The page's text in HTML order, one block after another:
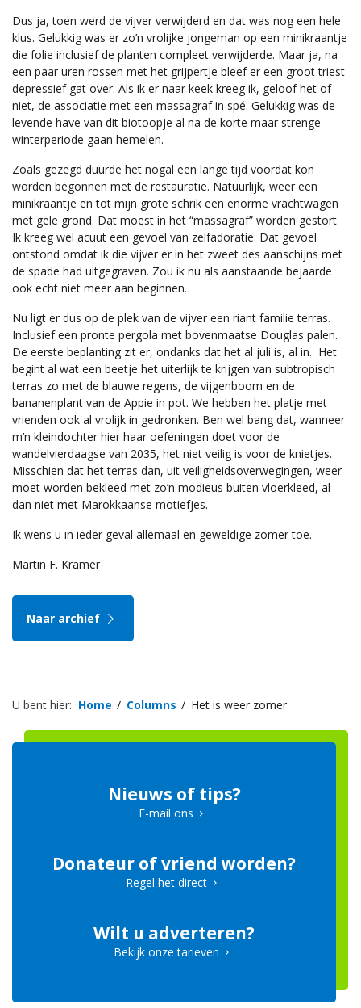
Dus ja, toen werd de vijver verwijderd en dat was nog een hele
klus. Gelukkig was er zo’n vrolijke jongeman op een minikraantje
die folie inclusief de planten compleet verwijderde. Maar ja, na
een paar uren rossen met het grijpertje bleef er een groot triest
depressief gat over. Als ik er naar keek kreeg ik, geloof het of
niet, de associatie met een massagraf in spé. Gelukkig was de
levende have van dit biotoopje al na de korte maar strenge
winterperiode gaan hemelen.
Zoals gezegd duurde het nogal een lange tijd voordat kon
worden begonnen met de restauratie. Natuurlijk, weer een
minikraantje en tot mijn grote schrik een enorme vrachtwagen
met gele grond. Dat moest in het “massagraf” worden gestort.
Ik kreeg wel acuut een gevoel van zelfadoratie. Dat gevoel
ontstond omdat ik die vijver er in het zweet des aanschijns met
de spade had uitgegraven. Zou ik nu als aanstaande bejaarde
ook echt niet meer aan beginnen.
Nu ligt er dus op de plek van de vijver een riant familie terras.
Inclusief een pronte pergola met bovenmaatse Douglas palen.
De eerste beplanting zit er, ondanks dat het al juli is, al in. Het
begint al wat een beetje het uiterlijk te krijgen van subtropisch
terras zo met de blauwe regens, de vijgenboom en de
bananenplant van de Appie in pot. We hebben het platje met
vrienden ook al vrolijk in gedronken. Ben wel bang dat, wanneer
m’n kleindochter hier haar oefeningen doet voor de
wandelvierdaagse van 2035, het niet veilig is voor de knietjes.
Misschien dat het terras dan, uit veiligheidsoverwegingen, weer
moet worden bekleed met zo’n modieus buiten vloerkleed, al
dan niet met Marokkaanse motiefjes.
Ik wens u in ieder geval allemaal en geweldige zomer toe.
Martin F. Kramer
Naar archief
U bent hier: Home Columns Het is weer zomer
Nieuws of tips?
E-mail ons
Donateur of vriend worden?
Regel het direct
Wilt u adverteren?
Bekijk onze tarieven